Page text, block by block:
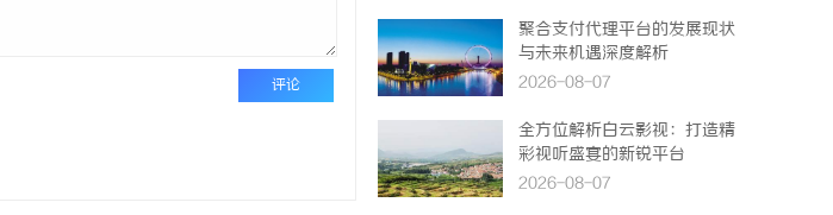
评论
聚合支付代理平台的发展现状
与未来机遇深度解析
2026-08-07
全方位解析白云影视：打造精
彩视听盛宴的新锐平台
2026-08-07